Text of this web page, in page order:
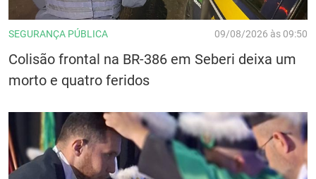
SEGURANÇA PÚBLICA 09/08/2026 às 09:50
Colisão frontal na BR-386 em Seberi deixa um
morto e quatro feridos